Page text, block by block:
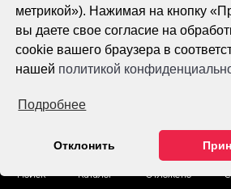
метрикой»). Нажимая на кнопку
вы даете свое согласие на
cookie вашего браузера в
нашей политикой
Подробнее
Отклонить
Поиск Каталог Отложено